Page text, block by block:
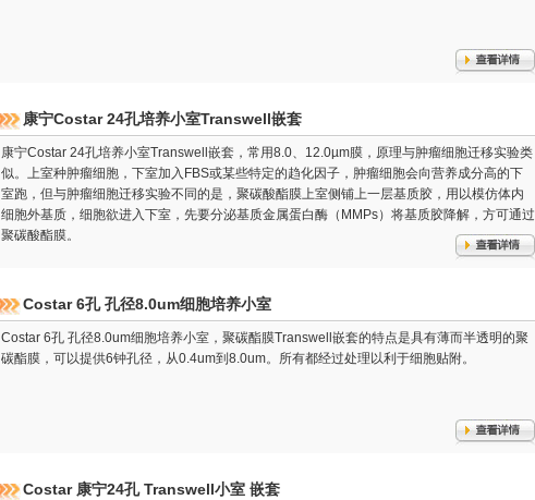
康宁Costar 24孔培养小室Transwell嵌套
康宁Costar 24孔培养小室Transwell嵌套，常用8.0、12.0µm膜，原理与肿瘤细胞迁移实验类
似。上室种肿瘤细胞，下室加入FBS或某些特定的趋化因子，肿瘤细胞会向营养成分高的下
室跑，但与肿瘤细胞迁移实验不同的是，聚碳酸酯膜上室侧铺上一层基质胶，用以模仿体内
细胞外基质，细胞欲进入下室，先要分泌基质金属蛋白酶（MMPs）将基质胶降解，方可通过
聚碳酸酯膜。
Costar 6孔 孔径8.0um细胞培养小室
Costar 6孔 孔径8.0um细胞培养小室，聚碳酯膜Transwell嵌套的特点是具有薄而半透明的聚
碳酯膜，可以提供6钟孔径，从0.4um到8.0um。所有都经过处理以利于细胞贴附。
Costar 康宁24孔 Transwell小室 嵌套